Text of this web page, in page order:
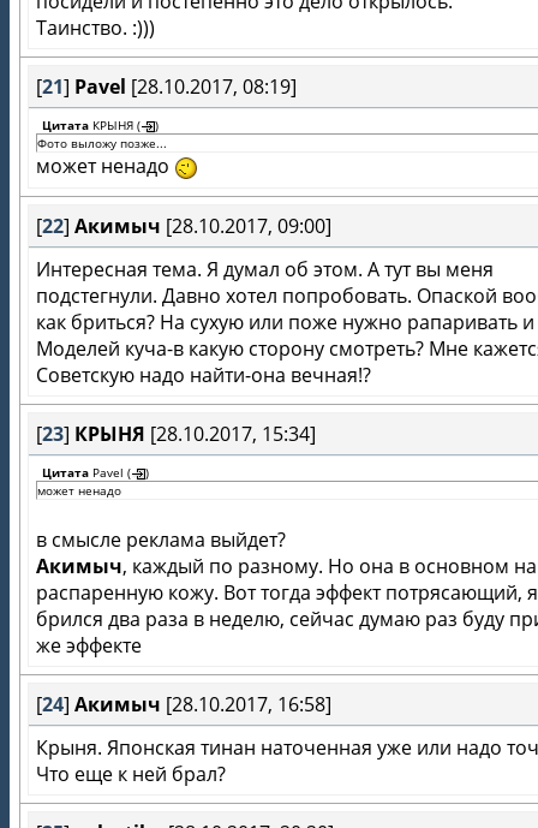
Таинство. :)))
[21] Pavel [28.10.2017, 08:19]
Цитата КРЫНЯ (
)
Фото выложу позже...
может ненадо
[22] Акимыч [28.10.2017, 09:00]
Интересная тема. Я думал об этом. А тут вы меня
подстегнули. Давно хотел попробовать. Опаской
как бриться? На сухую или поже нужно рапаривать и
Моделей куча-в какую сторону смотреть? Мне
Советскую надо найти-она вечная!?
[23] КРЫНЯ [28.10.2017, 15:34]
Цитата Pavel (
)
может ненадо
в смысле реклама выйдет?
Акимыч, каждый по разному. Но она в основном на
распаренную кожу. Вот тогда эффект потрясающий, я
брился два раза в неделю, сейчас думаю раз буду
же эффекте
[24] Акимыч [28.10.2017, 16:58]
Крыня. Японская тинан наточенная уже или надо
Что еще к ней брал?